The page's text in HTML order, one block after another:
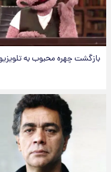
بازگشت چهره محبوب به تلویزیون